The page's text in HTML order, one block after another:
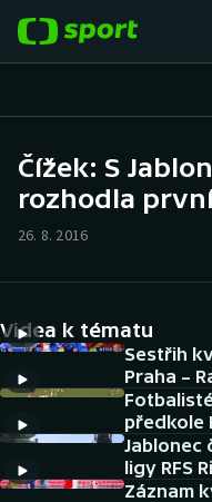
Hokej
Cyklistika
DALŠÍ SPORTY
Americký fotbal
NEPŘEHLÉDNĚTE
Čížek: S
rozhodla
26. 8. 2016
Videa k tématu
Sestřih
Praha –
předkole
Jablonec
ligy RFS
Záznam